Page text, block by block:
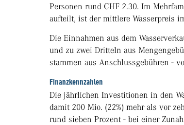
Personen rund CHF 2.30. Im
aufteilt, ist der mittlere Wasserpreis
Die Einnahmen aus dem
und zu zwei Dritteln aus
stammen aus Anschlussgebühren -
Finanzkennzahlen
Die jährlichen Investitionen in den
damit 200 Mio. (22%) mehr als vor
rund sieben Prozent - bei einer